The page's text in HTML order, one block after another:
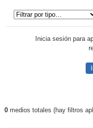
Inicia sesión para
Resultados de:
0medios totales (hay filtros